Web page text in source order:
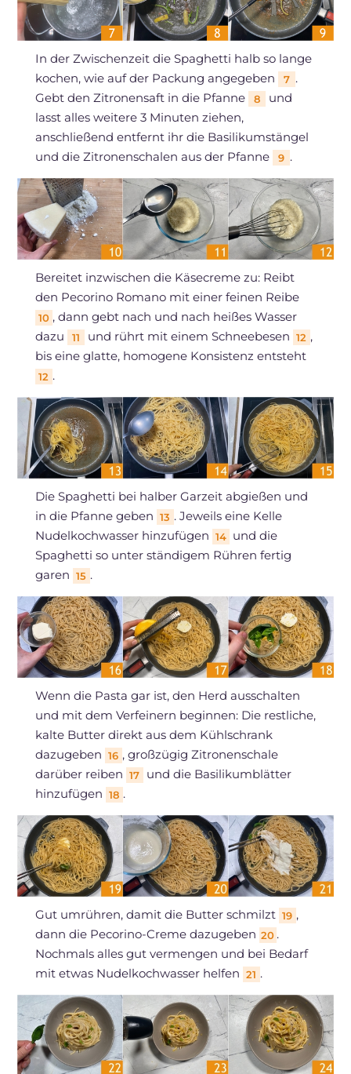
In der Zwischenzeit die Spaghetti halb so lange
kochen, wie auf der Packung angegeben
7 .
Gebt den Zitronensaft in die Pfanne
8
und
lasst alles weitere 3 Minuten ziehen,
anschließend entfernt ihr die Basilikumstängel
und die Zitronenschalen aus der Pfanne
9 .
Bereitet inzwischen die Käsecreme zu: Reibt
den Pecorino Romano mit einer feinen Reibe
10 , dann gebt nach und nach heißes Wasser
dazu
11 und rührt mit einem Schneebesen 12 ,
bis eine glatte, homogene Konsistenz entsteht
12 .
Die Spaghetti bei halber Garzeit abgießen und
in die Pfanne geben 13 . Jeweils eine Kelle
Nudelkochwasser hinzufügen 14 und die
Spaghetti so unter ständigem Rühren fertig
garen 15 .
Wenn die Pasta gar ist, den Herd ausschalten
und mit dem Verfeinern beginnen: Die restliche,
kalte Butter direkt aus dem Kühlschrank
dazugeben 16 , großzügig Zitronenschale
darüber reiben 17
und die Basilikumblätter
hinzufügen 18 .
Gut umrühren, damit die Butter schmilzt 19 ,
dann die Pecorino-Creme dazugeben 20 .
Nochmals alles gut vermengen und bei Bedarf
mit etwas Nudelkochwasser helfen 21 .